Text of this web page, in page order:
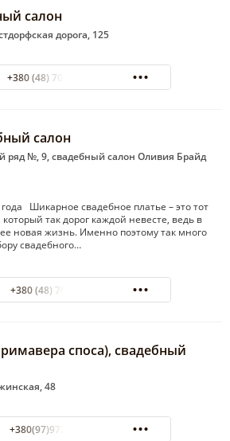
салон
дорога, 125
+380 (48) 70-290-70
салон
ряд №, 9, свадебный салон Оливия Брайд
Шикарное свадебное платье – это тот
так дорог каждой невесте, ведь в
новая жизнь. Именно поэтому так много
свадебного…
+380 (48) 7062149
споса), свадебный
48
+380(97)972-99-99